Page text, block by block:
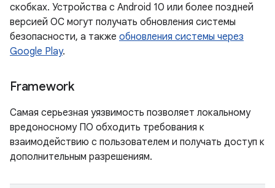
скобках. Устройства с Android 10 или более поздней
версией ОС могут получать обновления системы
безопасности, а также обновления системы через
Google Play.
Framework
Самая серьезная уязвимость позволяет локальному
вредоносному ПО обходить требования к
взаимодействию с пользователем и получать доступ к
дополнительным разрешениям.